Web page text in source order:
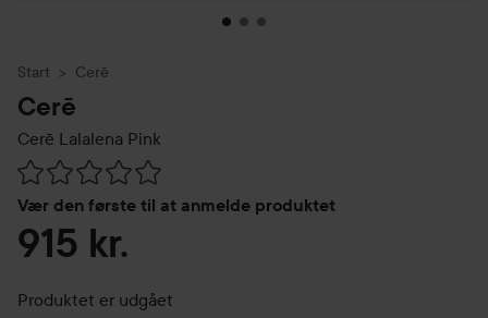
Start Cerē
Cerē
Cerē Lalalena Pink
Vær den første til at anmelde produktet
Gå til Anmeldelser & kommentarer
915 kr.
Produktet er udgået